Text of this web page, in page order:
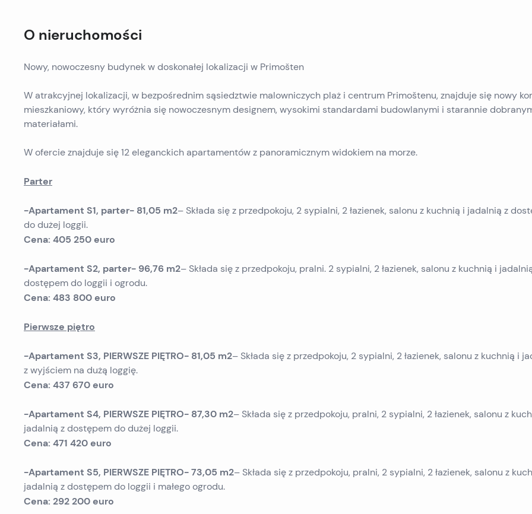
O nieruchomości
Nowy, nowoczesny budynek w doskonałej lokalizacji w Primošten
W atrakcyjnej lokalizacji, w bezpośrednim sąsiedztwie malowniczych plaż i centrum Primoštenu, znajduje się nowy
mieszkaniowy, który wyróżnia się nowoczesnym designem, wysokimi standardami budowlanymi i starannie
materiałami.
W ofercie znajduje się 12 eleganckich apartamentów z panoramicznym widokiem na morze.
Parter
-Apartament S1, parter- 81,05 m2– Składa się z przedpokoju, 2 sypialni, 2 łazienek, salonu z kuchnią i jadalnią z
do dużej loggii.
Cena: 405 250 euro
-Apartament S2, parter- 96,76 m2– Składa się z przedpokoju, pralni. 2 sypialni, 2 łazienek, salonu z kuchnią i
dostępem do loggii i ogrodu.
Cena: 483 800 euro
Pierwsze piętro
-Apartament S3, PIERWSZE PIĘTRO- 81,05 m2– Składa się z przedpokoju, 2 sypialni, 2 łazienek, salonu z kuchnią i
z wyjściem na dużą loggię.
Cena: 437 670 euro
-Apartament S4, PIERWSZE PIĘTRO- 87,30 m2– Składa się z przedpokoju, pralni, 2 sypialni, 2 łazienek, salonu z
jadalnią z dostępem do dużej loggii.
Cena: 471 420 euro
-Apartament S5, PIERWSZE PIĘTRO- 73,05 m2– Składa się z przedpokoju, pralni, 2 sypialni, 2 łazienek, salonu z
jadalnią z dostępem do loggii i małego ogrodu.
Cena: 292 200 euro